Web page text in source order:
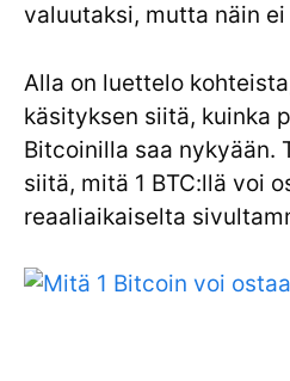
valuutaksi, mutta näin ei
Alla on luettelo
käsityksen siitä, kuinka
Bitcoinilla saa nykyään.
siitä, mitä 1 BTC:llä voi
reaaliaikaiselta